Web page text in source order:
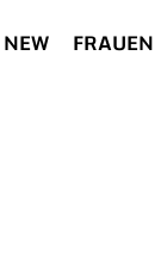
NEW FRAUEN